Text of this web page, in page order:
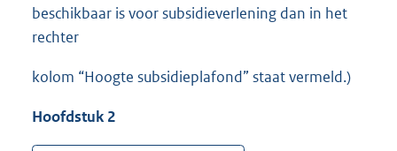
beschikbaar is voor subsidieverlening dan in het
rechter
kolom “Hoogte subsidieplafond” staat vermeld.)
Hoofdstuk 2